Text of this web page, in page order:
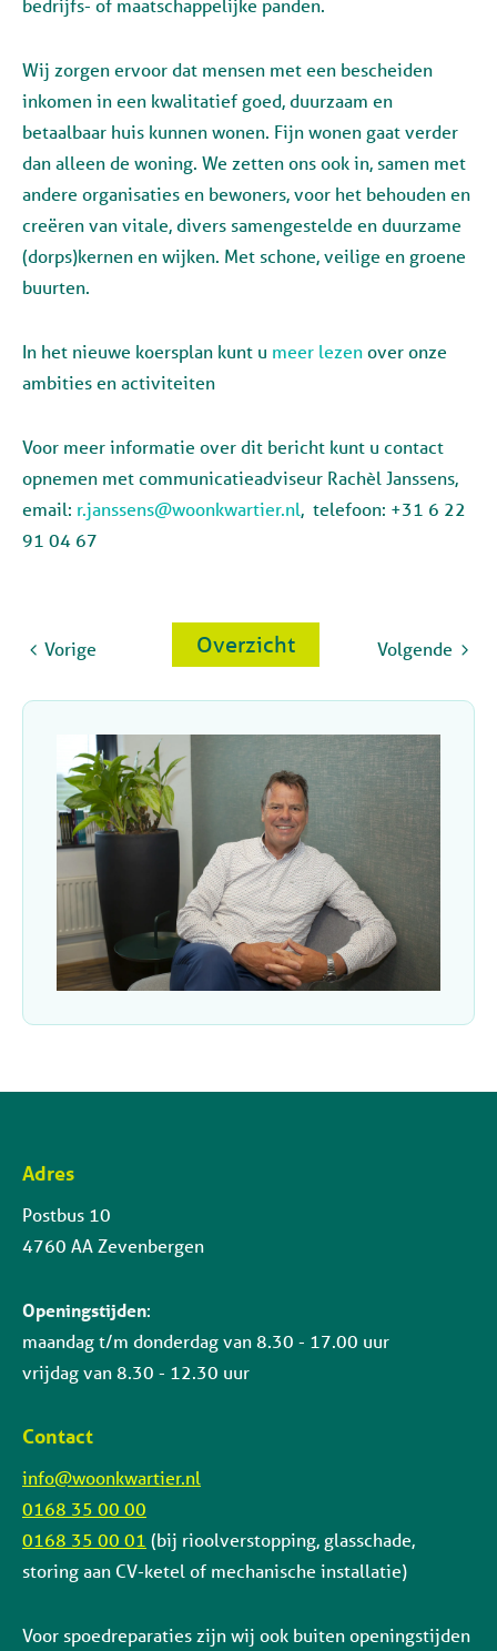
bedrijfs- of maatschappelijke panden.
Wij zorgen ervoor dat mensen met een bescheiden
inkomen in een kwalitatief goed, duurzaam en
betaalbaar huis kunnen wonen. Fijn wonen gaat verder
dan alleen de woning. We zetten ons ook in, samen met
andere organisaties en bewoners, voor het behouden en
creëren van vitale, divers samengestelde en duurzame
(dorps)kernen en wijken. Met schone, veilige en groene
buurten.
In het nieuwe koersplan kunt u meer lezenover onze
ambities en activiteiten
Voor meer informatie over dit bericht kunt u contact
opnemen met communicatieadviseur Rachèl Janssens,
email: r.janssens@woonkwartier.nl, telefoon: +31 6 22
91 04 67
Volgende
Overzicht
Vorige
Contactinformatie
Adres
Postbus 10
4760 AA Zevenbergen
Openingstijden:
maandag t/m donderdag van 8.30 - 17.00 uur
vrijdag van 8.30 - 12.30 uur
Contact
info@woonkwartier.nl
0168 35 00 00
0168 35 00 01 (bij rioolverstopping, glasschade,
storing aan CV-ketel of mechanische installatie)
Voor spoedreparaties zijn wij ook buiten openingstijden